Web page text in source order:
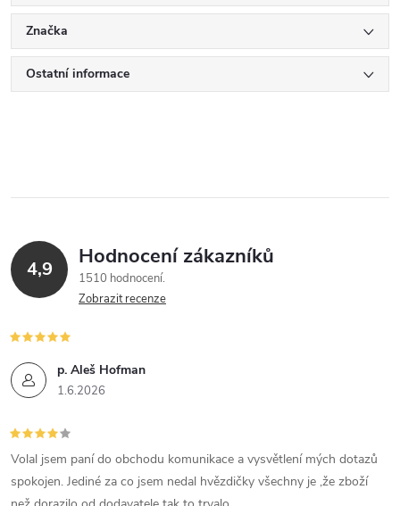
Značka
Ostatní informace
4,9 Hodnocení zákazníků
1510 hodnocení
Zobrazit recenze
p. Aleš Hofman
1.6.2026
Volal jsem paní do obchodu komunikace a vysvětlení mých dotazů
spokojen. Jediné za co jsem nedal hvězdičky všechny je ,že zboží